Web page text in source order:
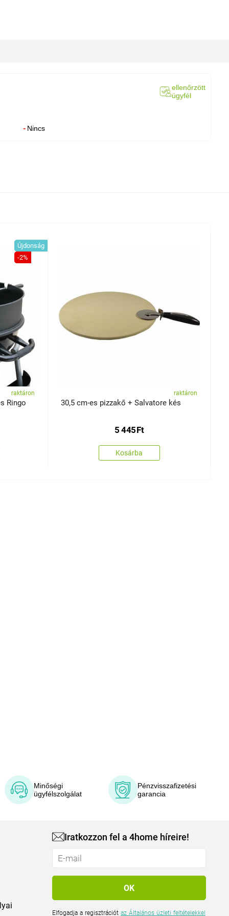
ellenőrzött
ügyfél
Nincs
Újdonság
-2%
raktáron
Ringo
raktáron
30,5 cm-es pizzakő + Salvatore kés
5 445Ft
Kosárba
Minőségi
ügyfélszolgálat
Pénzvisszafizetési
garancia
Iratkozzon fel a 4home híreire!
Elfogadja a regisztrációtaz Általános üzleti feltételekkel